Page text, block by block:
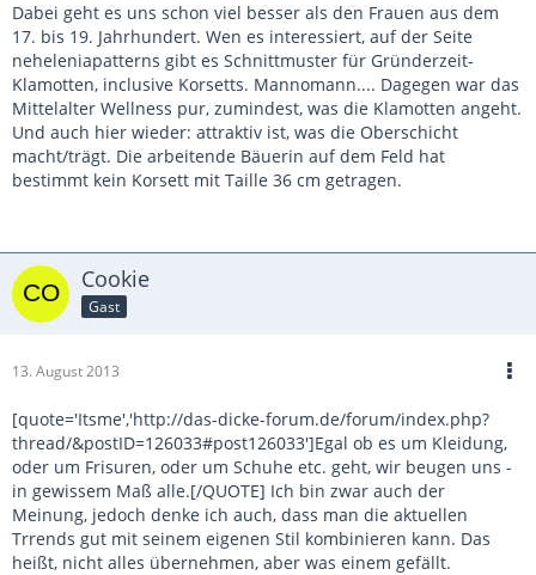
Dabei geht es uns schon viel besser als den Frauen aus dem
17. bis 19. Jahrhundert. Wen es interessiert, auf der Seite
neheleniapatterns gibt es Schnittmuster für Gründerzeit-
Klamotten, inclusive Korsetts. Mannomann.... Dagegen war das
Mittelalter Wellness pur, zumindest, was die Klamotten angeht.
Und auch hier wieder: attraktiv ist, was die Oberschicht
macht/trägt. Die arbeitende Bäuerin auf dem Feld hat
bestimmt kein Korsett mit Taille 36 cm getragen.
Cookie
Gast
13. August 2013
[quote='Itsme','http://das-dicke-forum.de/forum/index.php?
thread/&postID=126033#post126033']Egal ob es um Kleidung,
oder um Frisuren, oder um Schuhe etc. geht, wir beugen uns -
in gewissem Maß alle.[/QUOTE] Ich bin zwar auch der
Meinung, jedoch denke ich auch, dass man die aktuellen
Trrends gut mit seinem eigenen Stil kombinieren kann. Das
heißt, nicht alles übernehmen, aber was einem gefällt.